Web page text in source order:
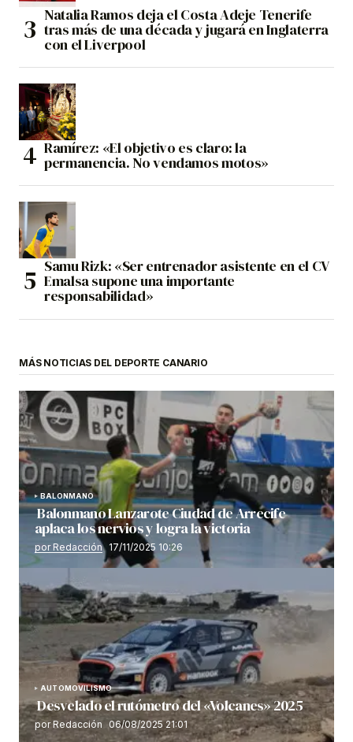
Natalia Ramos deja el Costa Adeje Tenerife
tras más de una década y jugará en Inglaterra
con el Liverpool
Ramírez: «El objetivo es claro: la
permanencia. No vendamos motos»
Samu Rizk: «Ser entrenador asistente en el CV
Emalsa supone una importante
responsabilidad»
MÁS NOTICIAS DEL DEPORTE CANARIO
BALONMANO
Balonmano Lanzarote Ciudad de Arrecife
aplaca los nervios y logra la victoria
por Redacción 17/11/2025 10:26
AUTOMOVILISMO
Desvelado el rutómetro del «Volcanes» 2025
por Redacción 06/08/2025 21:01